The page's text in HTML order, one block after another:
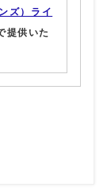
ズ）ライ
提供いた